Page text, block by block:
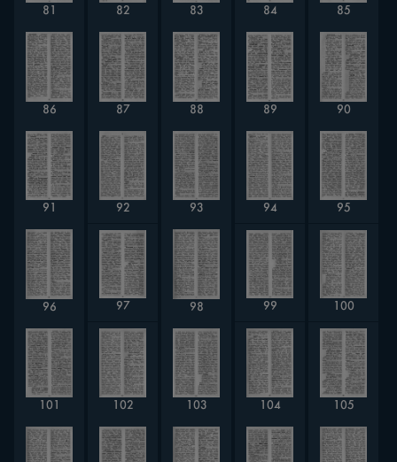
81 82 83 84 85
86 87 88 89 90
91 92 93 94 95
96 97 98 99 100
101 102 103 104 105